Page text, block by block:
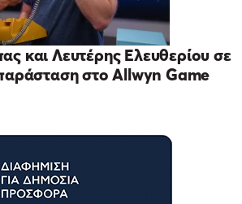
και Λευτέρης Ελευθερίου σε
στο Allwyn Game